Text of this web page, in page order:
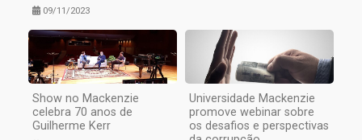
09/11/2023
Show no Mackenzie
celebra 70 anos de
Guilherme Kerr
Universidade Mackenzie
promove webinar sobre
os desafios e perspectivas